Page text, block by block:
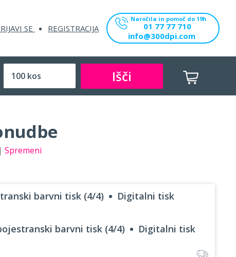
SE REGISTRACIJA
Naročila in pomoč do 19h
01 77 77 710
info@300dpi.com
Išči
Spremeni
barvni tisk (4/4) Digitalni tisk
barvni tisk (4/4) Digitalni tisk